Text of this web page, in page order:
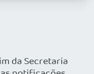
da Secretaria